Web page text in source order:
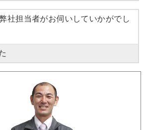
社担当者がお伺いしていかがでし